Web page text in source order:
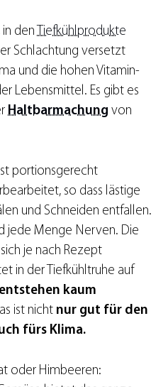
den Tiefkühlprodukte
Schlachtung versetzt
und die hohen Vitamin-
Lebensmittel. Es gibt es
Haltbarmachung von
portionsgerecht
so dass lästige
und Schneiden entfallen.
jede Menge Nerven. Die
je nach Rezept
in der Tiefkühltruhe auf
kaum
ist nicht nur gut für den
fürs Klima.
oder Himbeeren: